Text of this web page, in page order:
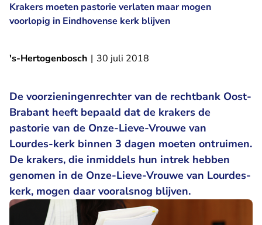
Krakers moeten pastorie verlaten maar mogen
voorlopig in Eindhovense kerk blijven
's-Hertogenbosch | 30 juli 2018
De voorzieningenrechter van de rechtbank Oost-
Brabant heeft bepaald dat de krakers de
pastorie van de Onze-Lieve-Vrouwe van
Lourdes-kerk binnen 3 dagen moeten ontruimen.
De krakers, die inmiddels hun intrek hebben
genomen in de Onze-Lieve-Vrouwe van Lourdes-
kerk, mogen daar vooralsnog blijven.